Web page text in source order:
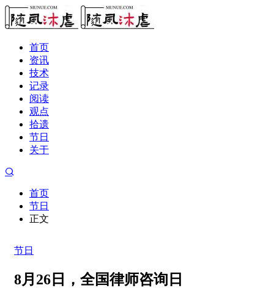
首页
资讯
技术
记录
阅读
观点
拾遗
节日
关于
首页
节日
正文
节日
8月26日，全国律师咨询日